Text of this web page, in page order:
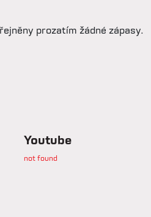
prozatím žádné zápasy.
Youtube
not found